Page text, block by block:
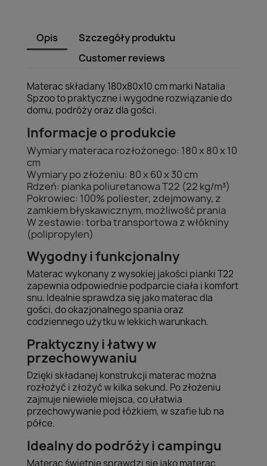
Opis
Szczegóły produktu
Customer reviews
Materac składany 180x80x10 cm marki Natalia
Spzoo to praktyczne i wygodne rozwiązanie do
domu, podróży oraz dla gości.
Informacje o produkcie
Wymiary materaca rozłożonego: 180 x 80 x 10
cm
Wymiary po złożeniu: 80 x 60 x 30 cm
Rdzeń: pianka poliuretanowa T22 (22 kg/m³)
Pokrowiec: 100% poliester, zdejmowany, z
zamkiem błyskawicznym, możliwość prania
W zestawie: torba transportowa z włókniny
(polipropylen)
Wygodny i funkcjonalny
Materac wykonany z wysokiej jakości pianki T22
zapewnia odpowiednie podparcie ciała i komfort
snu. Idealnie sprawdza się jako materac dla
gości, do okazjonalnego spania oraz
codziennego użytku w lekkich warunkach.
Praktyczny i łatwy w
przechowywaniu
Dzięki składanej konstrukcji materac można
rozłożyć i złożyć w kilka sekund. Po złożeniu
zajmuje niewiele miejsca, co ułatwia
przechowywanie pod łóżkiem, w szafie lub na
półce.
Idealny do podróży i campingu
Materac świetnie sprawdzi się jako materac